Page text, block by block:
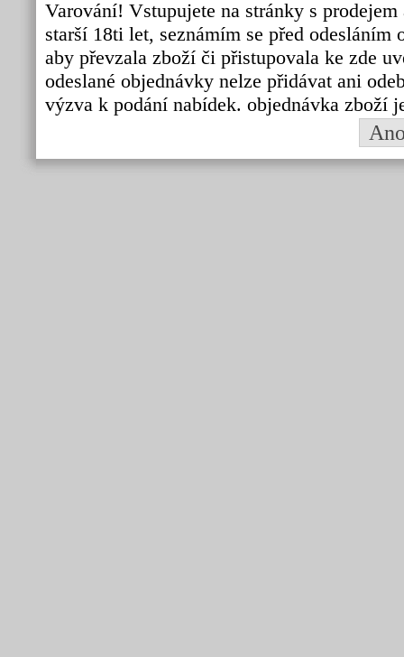
Varování! Vstupujete na stránky s
starší 18ti let, seznámím se před
aby převzala zboží či přistupovala ke zde
odeslané objednávky nelze přidávat ani
výzva k podání nabídek. objednávka zboží